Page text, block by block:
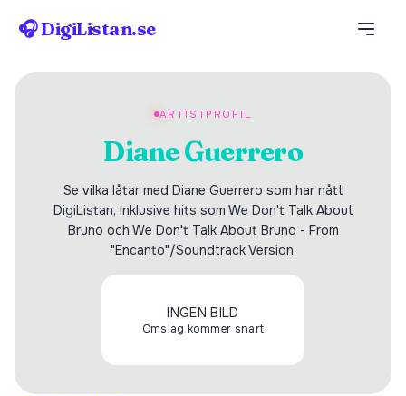
🎧 DigiListan.se
ARTISTPROFIL
Diane Guerrero
Se vilka låtar med Diane Guerrero som har nått
DigiListan, inklusive hits som We Don't Talk About
Bruno och We Don't Talk About Bruno - From
"Encanto"/Soundtrack Version.
INGEN BILD
Omslag kommer snart